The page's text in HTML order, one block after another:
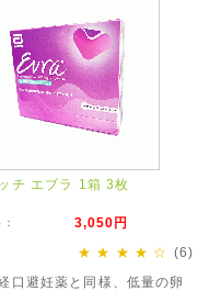
3本セットもございます。
チ エブラ 1箱 3枚
3,050円
★ ★ ★ ★ ☆ (6)
口避妊薬と同様、低量の卵